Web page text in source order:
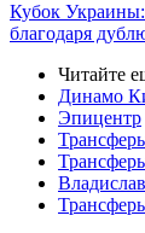
Кубок
благодаря
Читайте
Динамо
Эпицентр